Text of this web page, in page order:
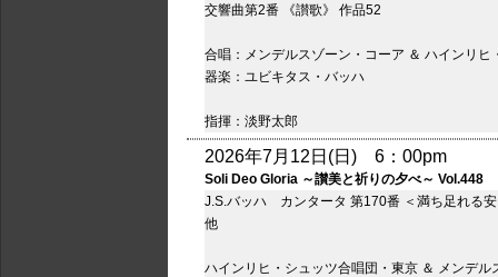
交響曲第2番 《讃歌》 作品52
合唱：メンデルスゾーン・コーア ＆ ハインリヒ
器楽：ユビキタス・バッハ
指揮：淡野太郎
2026年7月12日(日) 6：00pm
Soli Deo Gloria ～讃美と祈りの夕べ～ Vol.448
J.S.バッハ カンタータ 第170番 ＜満ち足れる
他
ハインリヒ・シュッツ合唱団・東京 ＆ メンデル